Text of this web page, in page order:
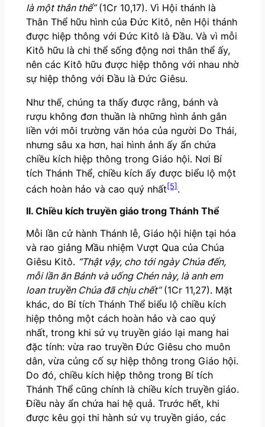
là một thân thể”(1Cr 10,17). Vì Hội thánh là
Thân Thể hữu hình của Đức Kitô, nên Hội thánh
được hiệp thông với Đức Kitô là Đầu. Và vì mỗi
Kitô hữu là chi thể sống động nơi thân thể ấy,
nên các Kitô hữu được hiệp thông với nhau nhờ
sự hiệp thông với Đầu là Đức Giêsu.
Như thế, chúng ta thấy được rằng, bánh và
rượu không đơn thuần là những hình ảnh gắn
liền với môi trường văn hóa của người Do Thái,
nhưng sâu xa hơn, hai hình ảnh ấy ẩn chứa
chiều kích hiệp thông trong Giáo hội. Nơi Bí
tích Thánh Thể, chiều kích ấy được biểu lộ một
cách hoàn hảo và cao quý nhất[5].
II. Chiều kích truyền giáo trong Thánh Thể
Mỗi lần cử hành Thánh lễ, Giáo hội hiện tại hóa
và rao giảng Mầu nhiệm Vượt Qua của Chúa
Giêsu Kitô. “Thật vậy, cho tới ngày Chúa đến,
mỗi lần ăn Bánh và uống Chén này, là anh em
loan truyền Chúa đã chịu chết”(1Cr 11,27). Mặt
khác, do Bí tích Thánh Thể biểu lộ chiều kích
hiệp thông một cách hoàn hảo và cao quý
nhất, trong khi sứ vụ truyền giáo lại mang hai
đặc tính: vừa rao truyền Đức Giêsu cho muôn
dân, vừa củng cố sự hiệp thông trong Giáo hội.
Do đó, chiều kích hiệp thông trong Bí tích
Thánh Thể cũng chính là chiều kích truyền giáo.
Điều này ẩn chứa hai hệ quả. Trước hết, khi
được kêu gọi thi hành sứ vụ truyền giáo, các